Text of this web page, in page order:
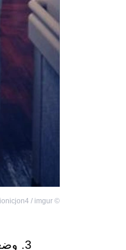
©
/ imgur
3. وضعت فتاة صغيرة مدفأة خارج المنزل من أجل قطة أثناء موجة برد قاسية